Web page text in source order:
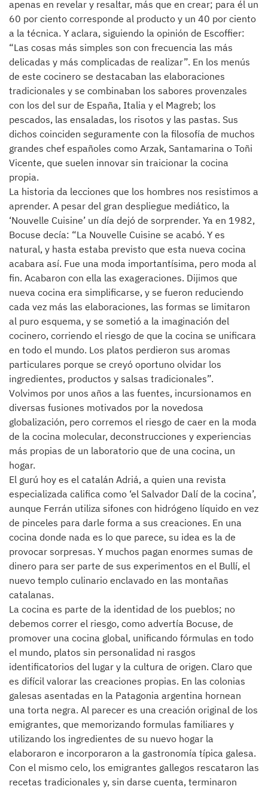
apenas en revelar y resaltar, más que en crear; para él un
60 por ciento corresponde al producto y un 40 por ciento
a la técnica. Y aclara, siguiendo la opinión de Escoffier:
“Las cosas más simples son con frecuencia las más
delicadas y más complicadas de realizar”. En los menús
de este cocinero se destacaban las elaboraciones
tradicionales y se combinaban los sabores provenzales
con los del sur de España, Italia y el Magreb; los
pescados, las ensaladas, los risotos y las pastas. Sus
dichos coinciden seguramente con la filosofía de muchos
grandes chef españoles como Arzak, Santamarina o Toñi
Vicente, que suelen innovar sin traicionar la cocina
propia.
La historia da lecciones que los hombres nos resistimos a
aprender. A pesar del gran despliegue mediático, la
‘Nouvelle Cuisine’ un día dejó de sorprender. Ya en 1982,
Bocuse decía: “La Nouvelle Cuisine se acabó. Y es
natural, y hasta estaba previsto que esta nueva cocina
acabara así. Fue una moda importantísima, pero moda al
fin. Acabaron con ella las exageraciones. Dijimos que
nueva cocina era simplificarse, y se fueron reduciendo
cada vez más las elaboraciones, las formas se limitaron
al puro esquema, y se sometió a la imaginación del
cocinero, corriendo el riesgo de que la cocina se unificara
en todo el mundo. Los platos perdieron sus aromas
particulares porque se creyó oportuno olvidar los
ingredientes, productos y salsas tradicionales”.
Volvimos por unos años a las fuentes, incursionamos en
diversas fusiones motivados por la novedosa
globalización, pero corremos el riesgo de caer en la moda
de la cocina molecular, deconstrucciones y experiencias
más propias de un laboratorio que de una cocina, un
hogar.
El gurú hoy es el catalán Adriá, a quien una revista
especializada califica como ‘el Salvador Dalí de la cocina’,
aunque Ferrán utiliza sifones con hidrógeno líquido en vez
de pinceles para darle forma a sus creaciones. En una
cocina donde nada es lo que parece, su idea es la de
provocar sorpresas. Y muchos pagan enormes sumas de
dinero para ser parte de sus experimentos en el Bullí, el
nuevo templo culinario enclavado en las montañas
catalanas.
La cocina es parte de la identidad de los pueblos; no
debemos correr el riesgo, como advertía Bocuse, de
promover una cocina global, unificando fórmulas en todo
el mundo, platos sin personalidad ni rasgos
identificatorios del lugar y la cultura de origen. Claro que
es difícil valorar las creaciones propias. En las colonias
galesas asentadas en la Patagonia argentina hornean
una torta negra. Al parecer es una creación original de los
emigrantes, que memorizando formulas familiares y
utilizando los ingredientes de su nuevo hogar la
elaboraron e incorporaron a la gastronomía típica galesa.
Con el mismo celo, los emigrantes gallegos rescataron las
recetas tradicionales y, sin darse cuenta, terminaron